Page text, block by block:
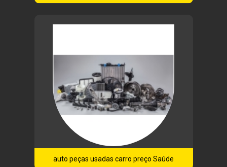
auto peças usadas carro preço Saúde